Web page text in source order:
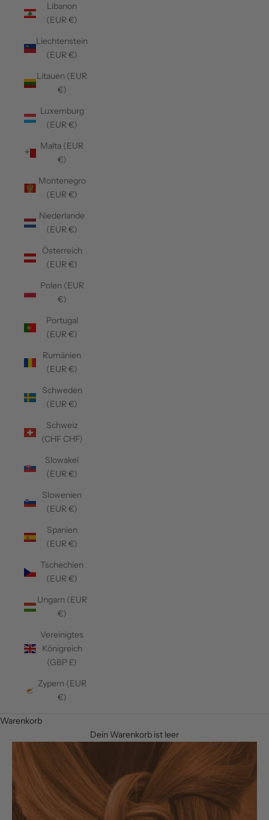
Libanon
(EUR €)
Liechtenstein
(EUR €)
Litauen (EUR
€)
Luxemburg
(EUR €)
Malta (EUR
€)
Montenegro
(EUR €)
Niederlande
(EUR €)
Österreich
(EUR €)
Polen (EUR
€)
Portugal
(EUR €)
Rumänien
(EUR €)
Schweden
(EUR €)
Schweiz
(CHF CHF)
Slowakei
(EUR €)
Slowenien
(EUR €)
Spanien
(EUR €)
Tschechien
(EUR €)
Ungarn (EUR
€)
Vereinigtes
Königreich
(GBP £)
Zypern (EUR
€)
Warenkorb
Dein Warenkorb ist leer